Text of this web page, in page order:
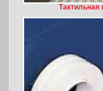
Тактильная